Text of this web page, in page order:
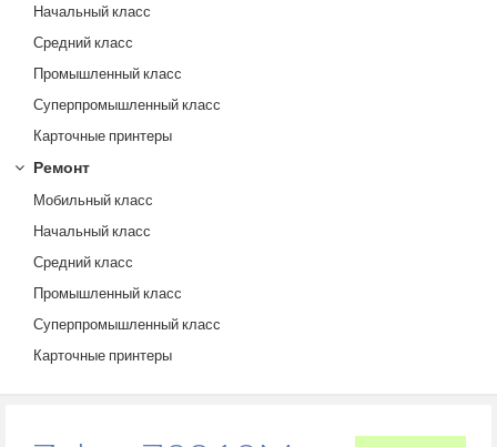
Начальный класс
Средний класс
Промышленный класс
Суперпромышленный класс
Карточные принтеры
Ремонт
Мобильный класс
Начальный класс
Средний класс
Промышленный класс
Суперпромышленный класс
Карточные принтеры